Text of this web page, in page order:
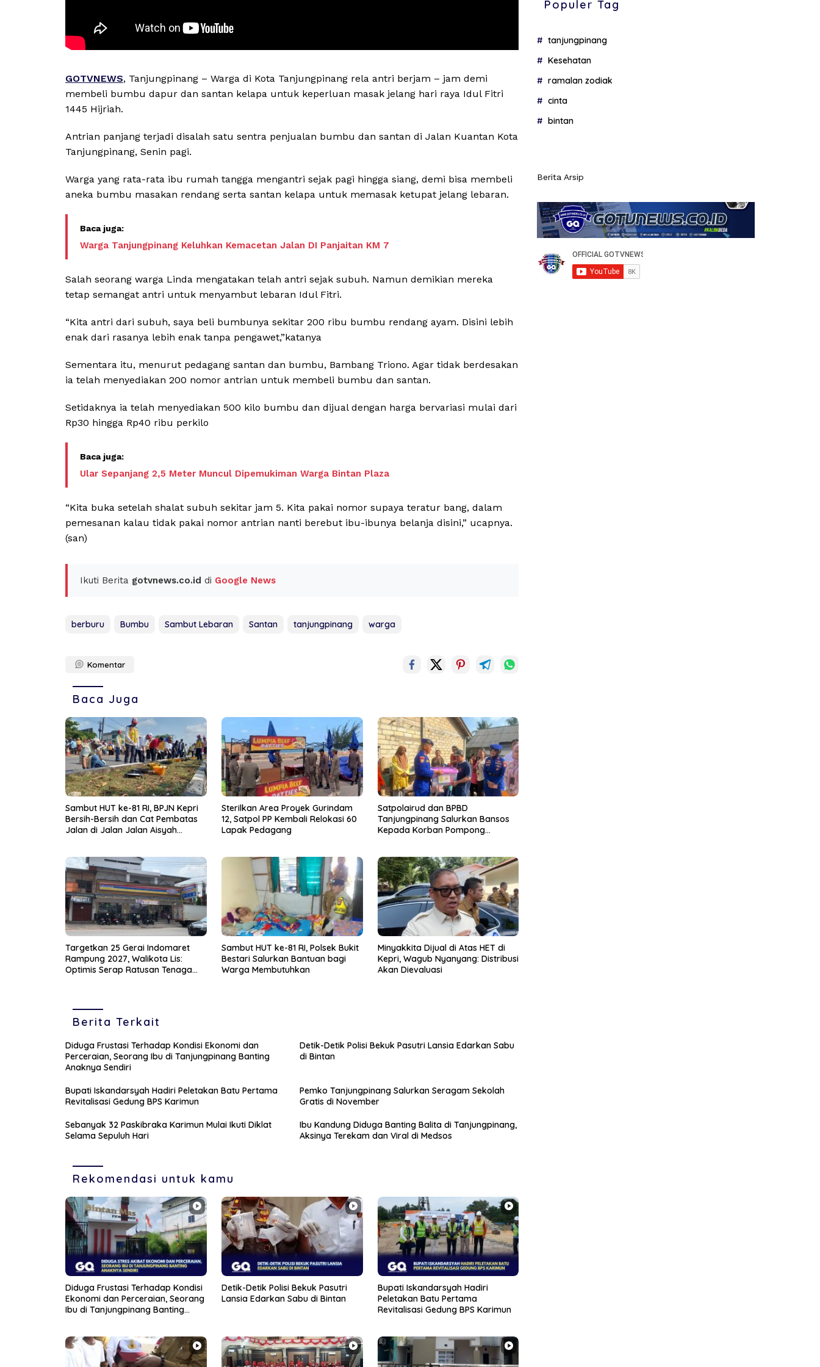
GOTVNEWS, Tanjungpinang – Warga di Kota Tanjungpinang rela antri berjam – jam demi
membeli bumbu dapur dan santan kelapa untuk keperluan masak jelang hari raya Idul Fitri
1445 Hijriah.
Antrian panjang terjadi disalah satu sentra penjualan bumbu dan santan di Jalan Kuantan Kota
Tanjungpinang, Senin pagi.
Warga yang rata-rata ibu rumah tangga mengantri sejak pagi hingga siang, demi bisa membeli
aneka bumbu masakan rendang serta santan kelapa untuk memasak ketupat jelang lebaran.
Warga Tanjungpinang Keluhkan Kemacetan Jalan DI Panjaitan KM 7
Salah seorang warga Linda mengatakan telah antri sejak subuh. Namun demikian mereka
tetap semangat antri untuk menyambut lebaran Idul Fitri.
“Kita antri dari subuh, saya beli bumbunya sekitar 200 ribu bumbu rendang ayam. Disini lebih
enak dari rasanya lebih enak tanpa pengawet,”katanya
Sementara itu, menurut pedagang santan dan bumbu, Bambang Triono. Agar tidak berdesakan
ia telah menyediakan 200 nomor antrian untuk membeli bumbu dan santan.
Setidaknya ia telah menyediakan 500 kilo bumbu dan dijual dengan harga bervariasi mulai dari
Rp30 hingga Rp40 ribu perkilo
Ular Sepanjang 2,5 Meter Muncul Dipemukiman Warga Bintan Plaza
“Kita buka setelah shalat subuh sekitar jam 5. Kita pakai nomor supaya teratur bang, dalam
pemesanan kalau tidak pakai nomor antrian nanti berebut ibu-ibunya belanja disini,” ucapnya.
(san)
Ikuti Berita gotvnews.co.id di Google News
berburu Bumbu Sambut Lebaran Santan tanjungpinang warga
Komentar
Baca Juga
Sambut HUT ke-81 RI, BPJN Kepri
Bersih-Bersih dan Cat Pembatas
Jalan di Jalan Jalan Aisyah
Sterilkan Area Proyek Gurindam
12, Satpol PP Kembali Relokasi 60
Lapak Pedagang
Satpolairud dan BPBD
Tanjungpinang Salurkan Bansos
Kepada Korban Pompong
Targetkan 25 Gerai Indomaret
Rampung 2027, Walikota Lis:
Optimis Serap Ratusan Tenaga
Sambut HUT ke-81 RI, Polsek Bukit
Bestari Salurkan Bantuan bagi
Warga Membutuhkan
Minyakkita Dijual di Atas HET di
Kepri, Wagub Nyanyang: Distribusi
Akan Dievaluasi
Berita Terkait
Diduga Frustasi Terhadap Kondisi Ekonomi dan
Perceraian, Seorang Ibu di Tanjungpinang Banting
Anaknya Sendiri
Detik-Detik Polisi Bekuk Pasutri Lansia Edarkan Sabu
di Bintan
Bupati Iskandarsyah Hadiri Peletakan Batu Pertama
Revitalisasi Gedung BPS Karimun
Pemko Tanjungpinang Salurkan Seragam Sekolah
Gratis di November
Sebanyak 32 Paskibraka Karimun Mulai Ikuti Diklat
Selama Sepuluh Hari
Ibu Kandung Diduga Banting Balita di Tanjungpinang,
Aksinya Terekam dan Viral di Medsos
Rekomendasi untuk kamu
Diduga Frustasi Terhadap Kondisi
Ekonomi dan Perceraian, Seorang
Ibu di Tanjungpinang Banting
Detik-Detik Polisi Bekuk Pasutri
Lansia Edarkan Sabu di Bintan
Bupati Iskandarsyah Hadiri
Peletakan Batu Pertama
Revitalisasi Gedung BPS Karimun
Populer Tag
tanjungpinang
Kesehatan
ramalan zodiak
cinta
bintan
Berita Arsip